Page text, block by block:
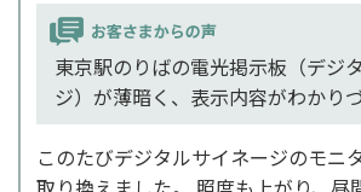
東京駅のりばの電光掲示板（デジ
ジ）が薄暗く、表示内容がわかりづ
このたびデジタルサイネージのモニ